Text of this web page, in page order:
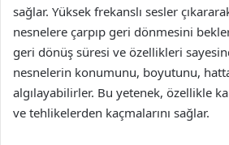
sağlar. Yüksek frekanslı sesler
nesnelere çarpıp geri dönmesini
geri dönüş süresi ve özellikleri
nesnelerin konumunu, boyutunu,
algılayabilirler. Bu yetenek, özellikle
ve tehlikelerden kaçmalarını sağlar.